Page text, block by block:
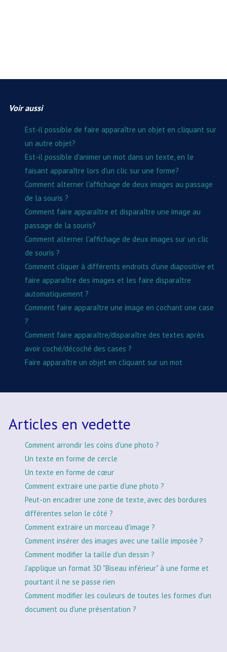
Voir aussi
Est-il possible de faire apparaître un objet en cliquant sur
un autre objet?
Est-il possible d'animer un mot dans un texte, en le
faisant apparaître lors d'un clic sur une forme?
Comment alterner l'affichage de deux images au passage
de la souris ?
Comment faire apparaître et disparaître une image au
passage de la souris?
Comment alterner l'affichage de deux images sur un clic
de souris ?
Comment cliquer à différents endroits d'une diapositive et
faire apparaître des images et les faire disparaître
automatiquement ?
Comment faire apparaître une image en cochant une case
?
Comment faire apparaître/disparaître des textes après
avoir coché/décoché des cases ?
Faire apparaître un objet en cliquant sur un mot
Articles en vedette
Comment arrondir les coins d'une photo ?
Un texte en forme de cercle
Un texte en forme de cœur
Comment extraire une partie d'une photo ?
Peut-on encadrer une zone de texte, avec des bordures
différentes selon le côté ?
Comment extraire un morceau d'image ?
Comment insérer des images avec une taille imposée ?
Comment modifier la taille d'un dessin ?
J'applique un format 3D "Biseau inférieur" à une forme et
pourtant il ne se passe rien
Comment modifier les couleurs de toutes les formes d'un
document ou d'une présentation ?